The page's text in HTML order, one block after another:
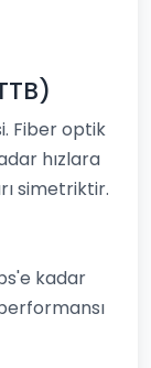
Fiber optik
hızlara
simetriktir.
kadar